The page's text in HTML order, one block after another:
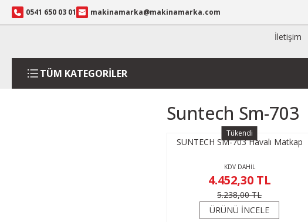
0541 650 03 01 makinamarka@makinamarka.com
İletişim
TÜM KATEGORİLER
Suntech Sm-703
Tükendi
SUNTECH SM-703 Havalı Matkap
KDV DAHİL
4.452,30 TL
5.238,00 TL
ÜRÜNÜ İNCELE